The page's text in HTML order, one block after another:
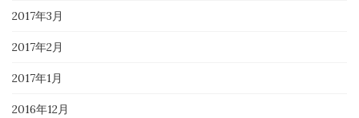
2017年3月
2017年2月
2017年1月
2016年12月